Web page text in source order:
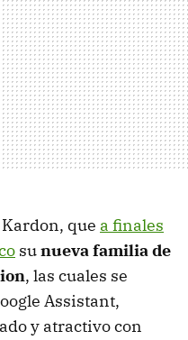
que a finales
sunueva familia de
, las cuales se
Assistant,
y atractivo con